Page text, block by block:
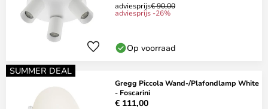
adviesprijs€ 90,00
adviesprijs -26%
Op voorraad
SUMMER DEAL
Gregg Piccola Wand-/Plafondlamp White
- Foscarini
€ 111,00